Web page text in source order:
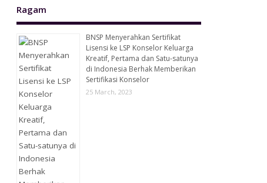
Ragam
BNSP Menyerahkan Sertifikat
Lisensi ke LSP Konselor Keluarga
Kreatif, Pertama dan Satu-satunya
di Indonesia Berhak Memberikan
Sertifikasi Konselor
25 March, 2023